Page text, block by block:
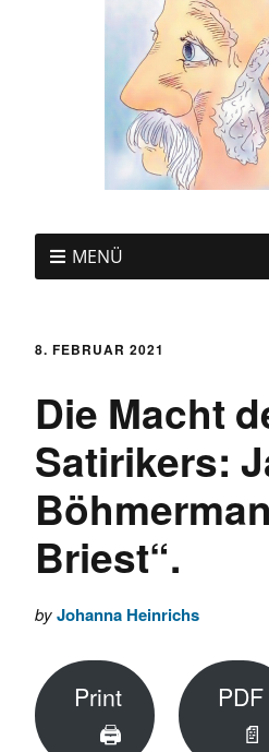
MENÜ
8. FEBRUAR 2021
Die Macht
Satirikers:
Briest“.
byJohanna Heinrichs
Print
🖨
PDF
📄